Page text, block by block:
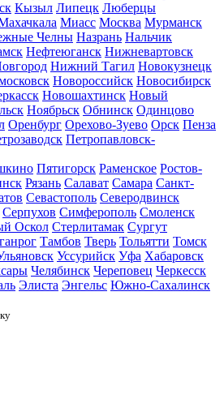
Кызыл Липецк Люберцы
Миасс Москва Мурманск
Челны Назрань Нальчик
Нефтеюганск Нижневартовск
Нижний Тагил Новокузнецк
Новороссийск Новосибирск
Новошахтинск Новый
Ноябрьск Обнинск Одинцово
Оренбург Орехово-Зуево Орск Пенза
Петропавловск-
Пятигорск Раменское Ростов-
Рязань Салават Самара Санкт-
Севастополь Северодвинск
Серпухов Симферополь Смоленск
Оскол Стерлитамак Сургут
Тамбов Тверь Тольятти Томск
Уссурийск Уфа Хабаровск
Челябинск Череповец Черкесск
Элиста Энгельс Южно-Сахалинск